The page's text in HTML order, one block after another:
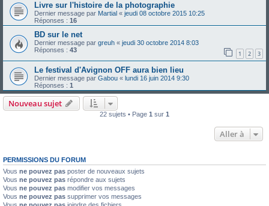
Livre sur l'histoire de la photographie
Dernier message par Martial « jeudi 08 octobre 2015 10:25
Réponses : 16
BD sur le net
Dernier message par greuh « jeudi 30 octobre 2014 8:03
Réponses : 43 1 2 3
Le festival d'Avignon OFF aura bien lieu
Dernier message par Gabou « lundi 16 juin 2014 9:30
Réponses : 1
Nouveau sujet
22 sujets • Page 1 sur 1
Aller à
PERMISSIONS DU FORUM
Vous ne pouvez pas poster de nouveaux sujets
Vous ne pouvez pas répondre aux sujets
Vous ne pouvez pas modifier vos messages
Vous ne pouvez pas supprimer vos messages